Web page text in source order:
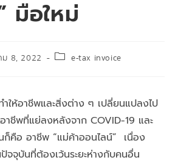
มือใหม่
ม 8, 2022 e-tax invoice
ให้อาชีพและสิ่งต่าง ๆ เปลี่ยนแปลงไป
าชีพที่แย่ลงหลังจาก COVID-19 และ
คือ อาชีพ “แม่ค้าออนไลน์” เนื่อง
จุบันที่ต้องเว้นระยะห่างกับคนอื่น